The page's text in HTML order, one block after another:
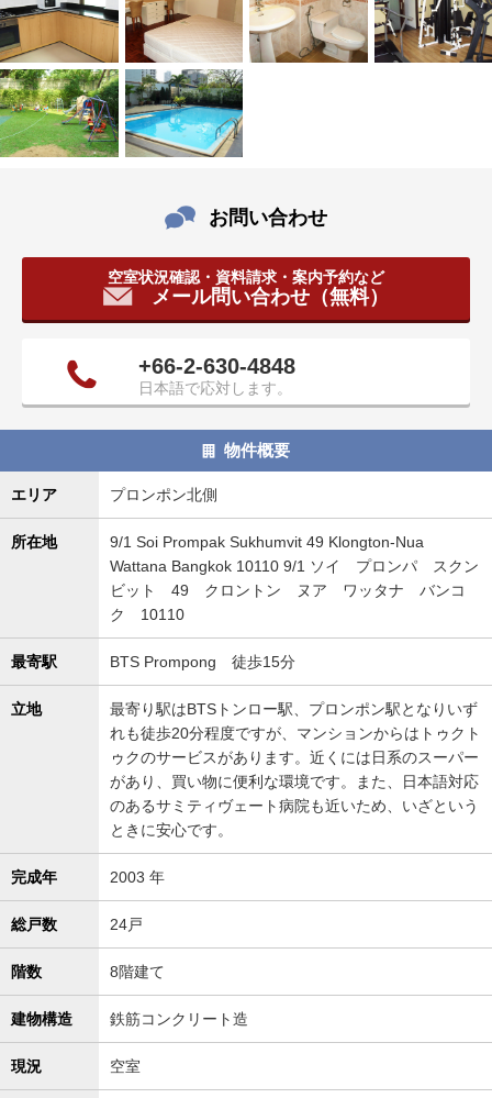
動
し
ま
す
。
お問い合わせ
空室状況確認・資料請求・案内予約など
メール問い合わせ（無料）
+66-2-630-4848
日本語で応対します。
物件概要
エリア プロンポン北側
所在地
9/1 Soi Prompak Sukhumvit 49 Klongton-Nua
Wattana Bangkok 10110 9/1 ソイ プロンパ スクン
ビット 49 クロントン ヌア ワッタナ バンコ
ク 10110
最寄駅 BTS Prompong 徒歩15分
立地
最寄り駅はBTSトンロー駅、プロンポン駅となりいず
れも徒歩20分程度ですが、マンションからはトゥクト
ゥクのサービスがあります。近くには日系のスーパー
があり、買い物に便利な環境です。また、日本語対応
のあるサミティヴェート病院も近いため、いざという
ときに安心です。
完成年 2003 年
総戸数 24戸
階数 8階建て
建物構造 鉄筋コンクリート造
現況 空室